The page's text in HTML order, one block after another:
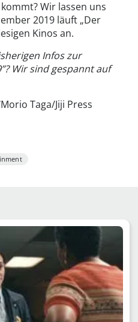
Wir lassen uns
2019 läuft „Der
Kinos an.
Infos zur
Wir sind gespannt auf
Taga/Jiji Press